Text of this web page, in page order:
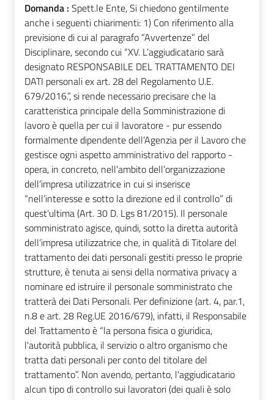
Domanda : Spett.le Ente, Si chiedono gentilmente
anche i seguenti chiarimenti: 1) Con riferimento alla
previsione di cui al paragrafo “Avvertenze” del
Disciplinare, secondo cui “XV. L’aggiudicatario sarà
designato RESPONSABILE DEL TRATTAMENTO DEI
DATI personali ex art. 28 del Regolamento U.E.
679/2016.”, si rende necessario precisare che la
caratteristica principale della Somministrazione di
lavoro è quella per cui il lavoratore - pur essendo
formalmente dipendente dell’Agenzia per il Lavoro che
gestisce ogni aspetto amministrativo del rapporto -
opera, in concreto, nell’ambito dell’organizzazione
dell’impresa utilizzatrice in cui si inserisce
“nell’interesse e sotto la direzione ed il controllo” di
quest’ultima (Art. 30 D. Lgs 81/2015). Il personale
somministrato agisce, quindi, sotto la diretta autorità
dell’impresa utilizzatrice che, in qualità di Titolare del
trattamento dei dati personali gestiti presso le proprie
strutture, è tenuta ai sensi della normativa privacy a
nominare ed istruire il personale somministrato che
tratterà dei Dati Personali. Per definizione (art. 4, par.1,
n.8 e art. 28 Reg.UE 2016/679), infatti, il Responsabile
del Trattamento è “la persona fisica o giuridica,
l'autorità pubblica, il servizio o altro organismo che
tratta dati personali per conto del titolare del
trattamento”. Non avendo, pertanto, l'aggiudicatario
alcun tipo di controllo sui lavoratori (dei quali è solo